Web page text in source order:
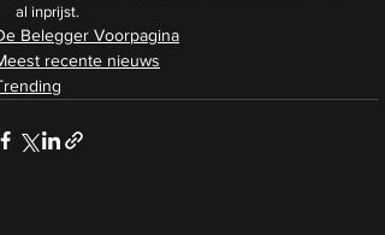
al inprijst.
Belegger Voorpagina
recente nieuws